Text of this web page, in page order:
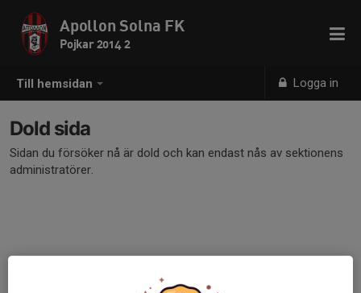
Till hemsidan Logga in
Apollon Solna FK
Pojkar 2014 2
Dold sida
Sidan du försöker nå är dold och kan endast nås av sektionens
administratörer.